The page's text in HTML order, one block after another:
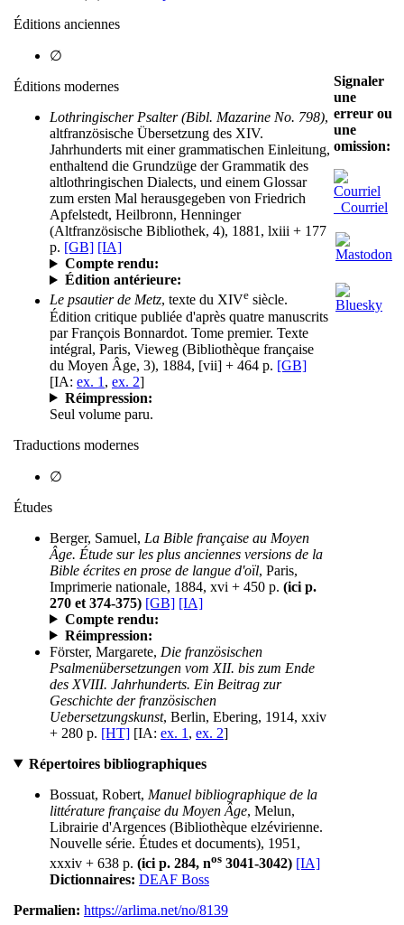
Éditions anciennes
∅
Éditions modernes
Lothringischer Psalter (Bibl. Mazarine No. 798),
altfranzösische Übersetzung des XIV.
Jahrhunderts mit einer grammatischen Einleitung,
enthaltend die Grundzüge der Grammatik des
altlothringischen Dialects, und einem Glossar
zum ersten Mal herausgegeben von Friedrich
Apfelstedt, Heilbronn, Henninger
(Altfranzösische Bibliothek, 4), 1881, lxiii + 177
p. [GB] [IA]
Compte rendu:
Édition antérieure:
Le psautier de Metz, texte du XIVe siècle.
Édition critique publiée d'après quatre manuscrits
par François Bonnardot. Tome premier. Texte
intégral, Paris, Vieweg (Bibliothèque française
du Moyen Âge, 3), 1884, [vii] + 464 p. [GB]
[IA: ex. 1 , ex. 2]
Réimpression:
Seul volume paru.
Traductions modernes
∅
Études
Berger, Samuel, La Bible française au Moyen
Âge. Étude sur les plus anciennes versions de la
Bible écrites en prose de langue d'oïl, Paris,
Imprimerie nationale, 1884, xvi + 450 p. (ici p.
270 et 374-375) [GB] [IA]
Compte rendu:
Réimpression:
Förster, Margarete, Die französischen
Psalmenübersetzungen vom XII. bis zum Ende
des XVIII. Jahrhunderts. Ein Beitrag zur
Geschichte der französischen
Uebersetzungskunst, Berlin, Ebering, 1914, xxiv
+ 280 p. [HT] [IA: ex. 1 , ex. 2]
Répertoires bibliographiques
Bossuat, Robert, Manuel bibliographique de la
littérature française du Moyen Âge, Melun,
Librairie d'Argences (Bibliothèque elzévirienne.
Nouvelle série. Études et documents), 1951,
xxxiv + 638 p. (ici p. 284, nos 3041-3042) [IA]
Dictionnaires: DEAF Boss
Permalien: https://arlima.net/no/8139
Signaler
une
erreur ou
une
omission:
Courriel